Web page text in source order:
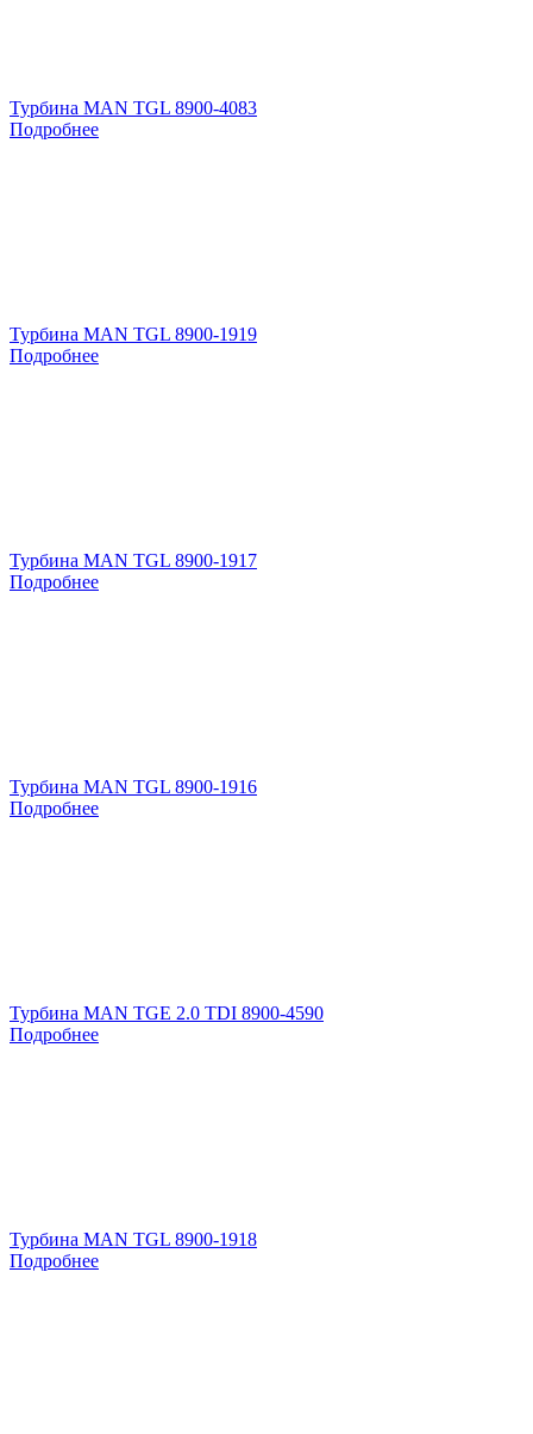
Турбина MAN TGL 8900-4083
Подробнее
Турбина MAN TGL 8900-1919
Подробнее
Турбина MAN TGL 8900-1917
Подробнее
Турбина MAN TGL 8900-1916
Подробнее
Турбина MAN TGE 2.0 TDI 8900-4590
Подробнее
Турбина MAN TGL 8900-1918
Подробнее